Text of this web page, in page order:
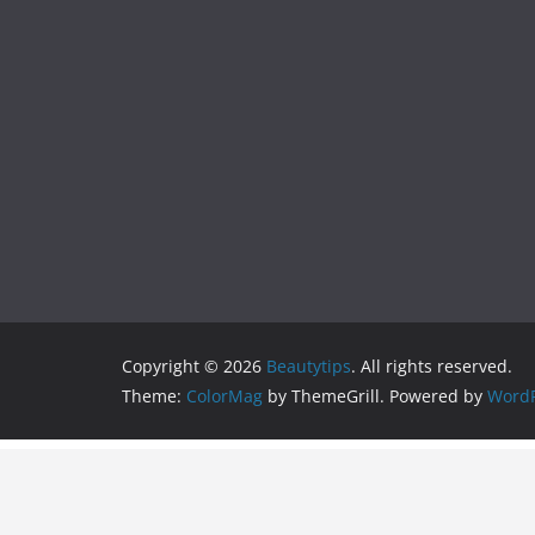
Copyright © 2026 Beautytips. All rights reserved.
Theme: ColorMag by ThemeGrill. Powered by